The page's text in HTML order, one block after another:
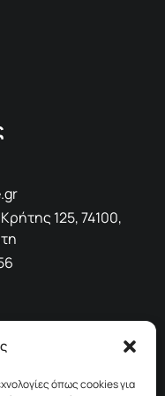
όπως cookies για
125, 74100,